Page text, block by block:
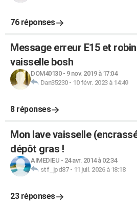
76 réponses
Message erreur E15 et
vaisselle bosh
DOM40130- 9 nov. 2019 à 17:04
Dan35230- 10 févr. 2023 à 14:49
8 réponses
Mon lave vaisselle
dépôt gras !
AIMEDIEU - 24 avr. 2014 à 02:34
stf_jpd87- 11 juil. 2026 à 18:18
23 réponses